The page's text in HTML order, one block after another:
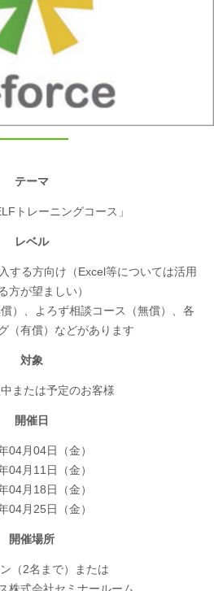
テーマ
トレーニングコース」
レベル
する方向け（Excel等については活用
方が望ましい）
）、よろず相談コース（無償）、各
（有償）などがあります
対象
または予定のお客様
開催日
04月04日（金）
04月11日（金）
04月18日（金）
04月25日（金）
開催場所
（2名まで）または